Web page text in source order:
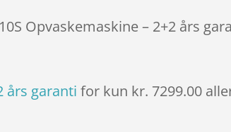
Opvaskemaskine – 2+2 års
års garanti for kun kr. 7299.00